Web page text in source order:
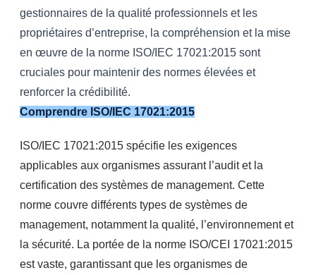
gestionnaires de la qualité professionnels et les
propriétaires d’entreprise, la compréhension et la mise
en œuvre de la norme ISO/IEC 17021:2015 sont
cruciales pour maintenir des normes élevées et
renforcer la crédibilité.
Comprendre ISO/IEC 17021:2015
ISO/IEC 17021:2015 spécifie les exigences
applicables aux organismes assurant l’audit et la
certification des systèmes de management. Cette
norme couvre différents types de systèmes de
management, notamment la qualité, l’environnement et
la sécurité. La portée de la norme ISO/CEI 17021:2015
est vaste, garantissant que les organismes de